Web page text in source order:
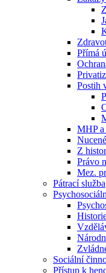
Přímá
Postih
MHP a
Z
Právo
Mez.
Pátrací služba
Sociální
Přístup k